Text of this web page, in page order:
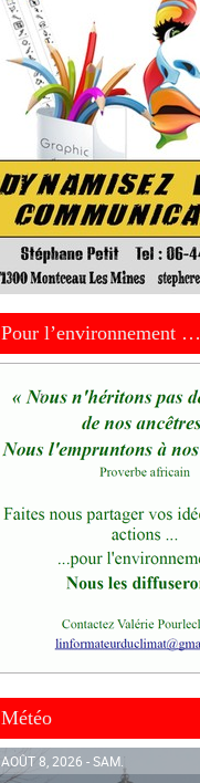
Pour l’environnement …
Météo
AOÛT 8, 2026 - SAM.